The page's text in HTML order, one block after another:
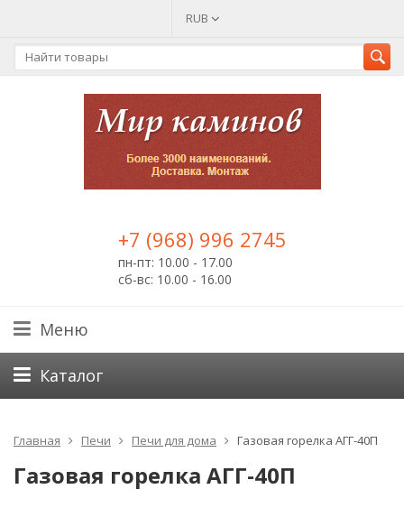
RUB
+7 (968) 996 2745
пн-пт: 10.00 - 17.00
сб-вс: 10.00 - 16.00
Меню
Каталог
Главная Печи Печи для дома Газовая горелка АГГ-40П
Газовая горелка АГГ-40П